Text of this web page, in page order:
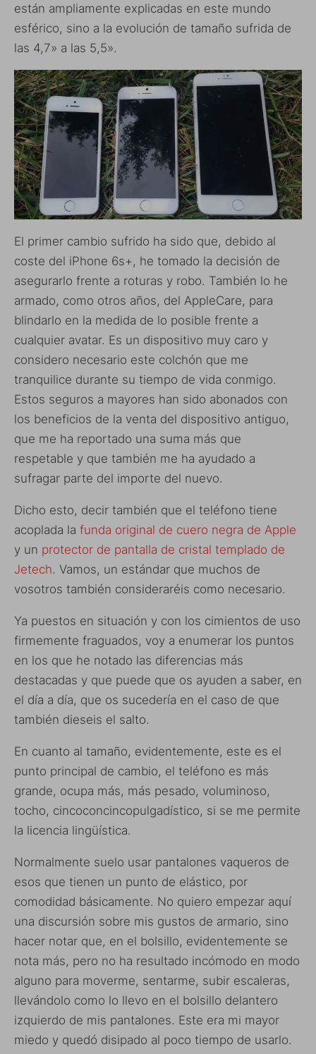
están ampliamente explicadas en este mundo
esférico, sino a la evolución de tamaño sufrida de
las 4,7» a las 5,5».
El primer cambio sufrido ha sido que, debido al
coste del iPhone 6s+, he tomado la decisión de
asegurarlo frente a roturas y robo. También lo he
armado, como otros años, del AppleCare, para
blindarlo en la medida de lo posible frente a
cualquier avatar. Es un dispositivo muy caro y
considero necesario este colchón que me
tranquilice durante su tiempo de vida conmigo.
Estos seguros a mayores han sido abonados con
los beneficios de la venta del dispositivo antiguo,
que me ha reportado una suma más que
respetable y que también me ha ayudado a
sufragar parte del importe del nuevo.
Dicho esto, decir también que el teléfono tiene
acoplada la funda original de cuero negra de Apple
y un protector de pantalla de cristal templado de
Jetech. Vamos, un estándar que muchos de
vosotros también consideraréis como necesario.
Ya puestos en situación y con los cimientos de uso
firmemente fraguados, voy a enumerar los puntos
en los que he notado las diferencias más
destacadas y que puede que os ayuden a saber, en
el día a día, que os sucedería en el caso de que
también dieseis el salto.
En cuanto al tamaño, evidentemente, este es el
punto principal de cambio, el teléfono es más
grande, ocupa más, más pesado, voluminoso,
tocho, cincoconcincopulgadístico, si se me permite
la licencia lingüística.
Normalmente suelo usar pantalones vaqueros de
esos que tienen un punto de elástico, por
comodidad básicamente. No quiero empezar aquí
una discursión sobre mis gustos de armario, sino
hacer notar que, en el bolsillo, evidentemente se
nota más, pero no ha resultado incómodo en modo
alguno para moverme, sentarme, subir escaleras,
llevándolo como lo llevo en el bolsillo delantero
izquierdo de mis pantalones. Este era mi mayor
miedo y quedó disipado al poco tiempo de usarlo.